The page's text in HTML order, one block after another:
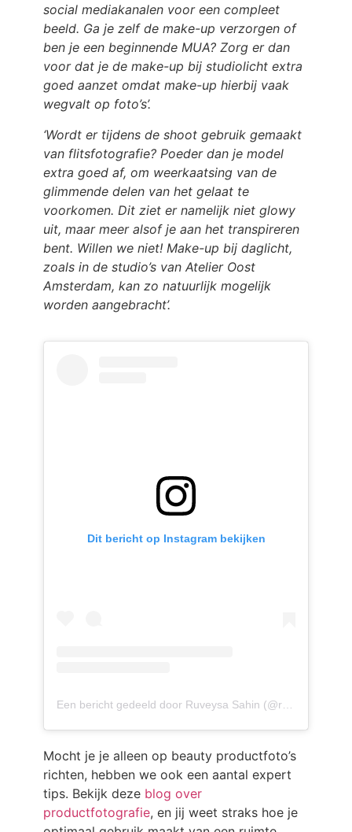
social mediakanalen voor een compleet
beeld. Ga je zelf de make-up verzorgen of
ben je een beginnende MUA? Zorg er dan
voor dat je de make-up bij studiolicht extra
goed aanzet omdat make-up hierbij vaak
wegvalt op foto’s’.
‘Wordt er tijdens de shoot gebruik gemaakt
van flitsfotografie? Poeder dan je model
extra goed af, om weerkaatsing van de
glimmende delen van het gelaat te
voorkomen. Dit ziet er namelijk niet glowy
uit, maar meer alsof je aan het transpireren
bent. Willen we niet! Make-up bij daglicht,
zoals in de studio’s van Atelier Oost
Amsterdam, kan zo natuurlijk mogelijk
worden aangebracht’.
Dit bericht op Instagram bekijken
Mocht je je alleen op beauty productfoto’s
richten, hebben we ook een aantal expert
tips. Bekijk deze blog over
productfotografie, en jij weet straks hoe je